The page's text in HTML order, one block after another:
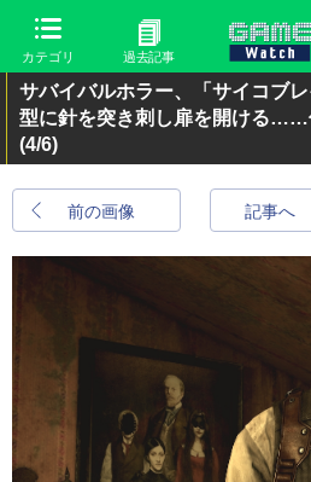
カテゴリ 過去記事
サバイバルホラー、「サイコブ
型に針を突き刺し扉を開ける……
(4/6)
前の画像 記事へ